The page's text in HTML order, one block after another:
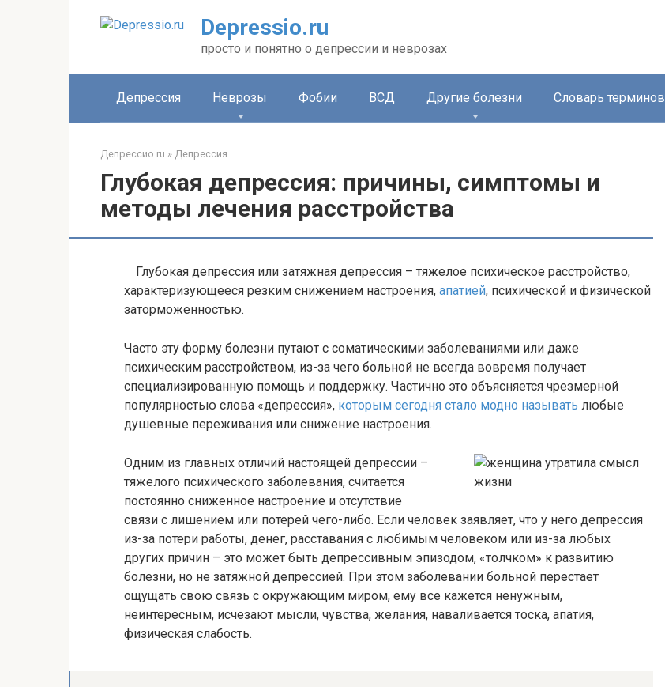
Depressio.ru
просто и понятно о депрессии и неврозах
Депрессия Неврозы Фобии ВСД Другие болезни Словарь терминов
Депрессио.ru » Депрессия
Глубокая депрессия: причины, симптомы и
методы лечения расстройства
Глубокая депрессия или затяжная депрессия – тяжелое психическое расстройство,
характеризующееся резким снижением настроения, апатией, психической и физической
заторможенностью.
Часто эту форму болезни путают с соматическими заболеваниями или даже
психическим расстройством, из-за чего больной не всегда вовремя получает
специализированную помощь и поддержку. Частично это объясняется чрезмерной
популярностью слова «депрессия», которым сегодня стало модно называть любые
душевные переживания или снижение настроения.
Одним из главных отличий настоящей депрессии –
тяжелого психического заболевания, считается
постоянно сниженное настроение и отсутствие
связи с лишением или потерей чего-либо. Если человек заявляет, что у него депрессия
из-за потери работы, денег, расставания с любимым человеком или из-за любых
других причин – это может быть депрессивным эпизодом, «толчком» к развитию
болезни, но не затяжной депрессией. При этом заболевании больной перестает
ощущать свою связь с окружающим миром, ему все кажется ненужным,
неинтересным, исчезают мысли, чувства, желания, наваливается тоска, апатия,
физическая слабость.